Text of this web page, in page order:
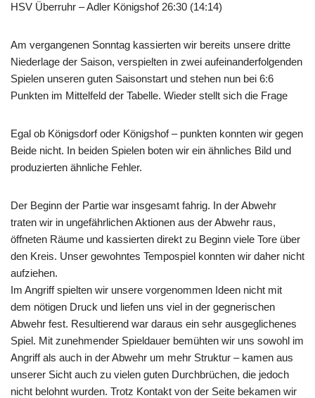
HSV Überruhr – Adler Königshof 26:30 (14:14)
Am vergangenen Sonntag kassierten wir bereits unsere dritte
Niederlage der Saison, verspielten in zwei aufeinanderfolgenden
Spielen unseren guten Saisonstart und stehen nun bei 6:6
Punkten im Mittelfeld der Tabelle. Wieder stellt sich die Frage
Egal ob Königsdorf oder Königshof – punkten konnten wir gegen
Beide nicht. In beiden Spielen boten wir ein ähnliches Bild und
produzierten ähnliche Fehler.
Der Beginn der Partie war insgesamt fahrig. In der Abwehr
traten wir in ungefährlichen Aktionen aus der Abwehr raus,
öffneten Räume und kassierten direkt zu Beginn viele Tore über
den Kreis. Unser gewohntes Tempospiel konnten wir daher nicht
aufziehen.
Im Angriff spielten wir unsere vorgenommen Ideen nicht mit
dem nötigen Druck und liefen uns viel in der gegnerischen
Abwehr fest. Resultierend war daraus ein sehr ausgeglichenes
Spiel. Mit zunehmender Spieldauer bemühten wir uns sowohl im
Angriff als auch in der Abwehr um mehr Struktur – kamen aus
unserer Sicht auch zu vielen guten Durchbrüchen, die jedoch
nicht belohnt wurden. Trotz Kontakt von der Seite bekamen wir